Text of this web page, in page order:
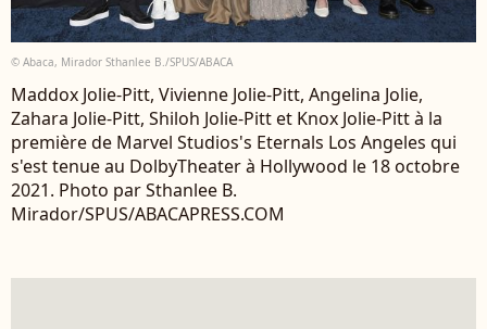
© Abaca, Mirador Sthanlee B./SPUS/ABACA
Maddox Jolie-Pitt, Vivienne Jolie-Pitt, Angelina Jolie,
Zahara Jolie-Pitt, Shiloh Jolie-Pitt et Knox Jolie-Pitt à la
première de Marvel Studios's Eternals Los Angeles qui
s'est tenue au DolbyTheater à Hollywood le 18 octobre
2021. Photo par Sthanlee B.
Mirador/SPUS/ABACAPRESS.COM